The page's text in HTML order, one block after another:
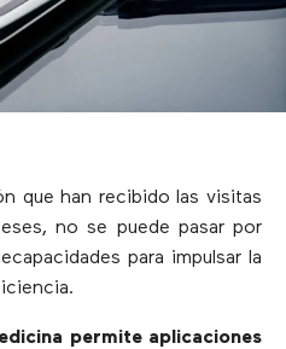
que han recibido las visitas
no se puede pasar por
para impulsar la
permite aplicaciones